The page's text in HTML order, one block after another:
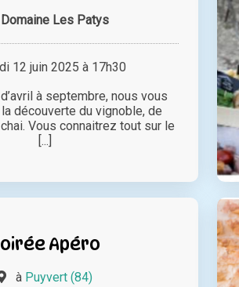
Domaine Les Patys
12 juin 2025 à 17h30
à septembre, nous vous
découverte du vignoble, de
Vous connaitrez tout sur le
[...]
Apéro
à Puyvert (84)